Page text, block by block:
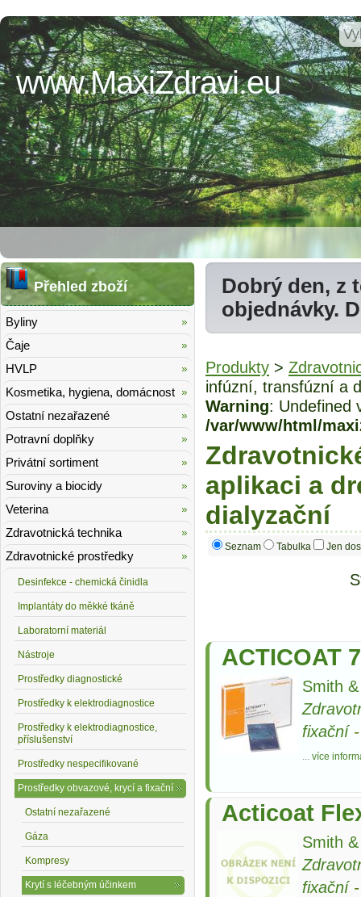
www.MaxiZdravi.eu
Dobrý den, z
objednávky.
Produkty >
infúzní, transfúzní a
Warning: Undefined
/var/www/html/
aplikaci a
dialyzační
Seznam Tabulka Jen
ACTICOAT
Smith
fixační
... více
Acticoat
Smith
fixační
Přehled zboží
Byliny
Čaje
HVLP
Kosmetika, hygiena, domácnost
Ostatní nezařazené
Potravní doplňky
Privátní sortiment
Suroviny a biocidy
Veterina
Zdravotnická technika
Zdravotnické prostředky
Desinfekce - chemická činidla
Implantáty do měkké tkáně
Laboratorní materiál
Nástroje
Prostředky diagnostické
Prostředky k elektrodiagnostice
Prostředky k elektrodiagnostice,
příslušenství
Prostředky nespecifikované
Prostředky obvazové, krycí a fixační
Ostatní nezařazené
Gáza
Kompresy
Krytí s léčebným účinkem